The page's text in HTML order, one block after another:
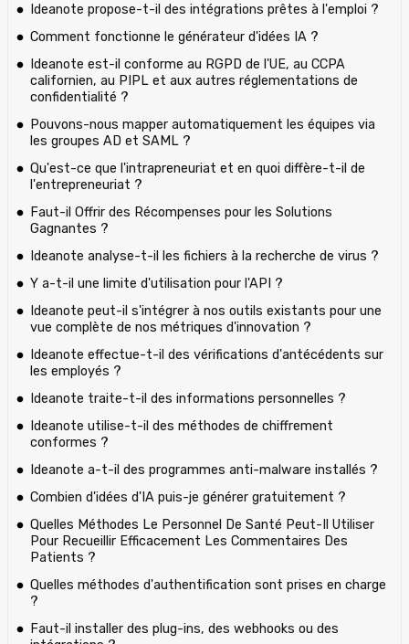
Ideanote propose-t-il des intégrations prêtes à l'emploi ?
Comment fonctionne le générateur d'idées IA ?
Ideanote est-il conforme au RGPD de l'UE, au CCPA
californien, au PIPL et aux autres réglementations de
confidentialité ?
Pouvons-nous mapper automatiquement les équipes via
les groupes AD et SAML ?
Qu'est-ce que l'intrapreneuriat et en quoi diffère-t-il de
l'entrepreneuriat ?
Faut-il Offrir des Récompenses pour les Solutions
Gagnantes ?
Ideanote analyse-t-il les fichiers à la recherche de virus ?
Y a-t-il une limite d'utilisation pour l'API ?
Ideanote peut-il s'intégrer à nos outils existants pour une
vue complète de nos métriques d'innovation ?
Ideanote effectue-t-il des vérifications d'antécédents sur
les employés ?
Ideanote traite-t-il des informations personnelles ?
Ideanote utilise-t-il des méthodes de chiffrement
conformes ?
Ideanote a-t-il des programmes anti-malware installés ?
Combien d'idées d'IA puis-je générer gratuitement ?
Quelles Méthodes Le Personnel De Santé Peut-Il Utiliser
Pour Recueillir Efficacement Les Commentaires Des
Patients ?
Quelles méthodes d'authentification sont prises en charge
?
Faut-il installer des plug-ins, des webhooks ou des